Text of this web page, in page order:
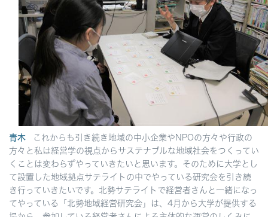
青木
これからも引き続き地域の中小企業やNPOの方々や行政の
方々と私は経営学の視点からサステナブルな地域社会をつくってい
くことは変わらずやっていきたいと思います。そのために大学とし
て設置した地域拠点サテライトの中でやっている研究会を引き続
き行っていきたいです。北勢サテライトで経営者さんと一緒になっ
てやっている「北勢地域経営研究会」は、4月から大学が提供する